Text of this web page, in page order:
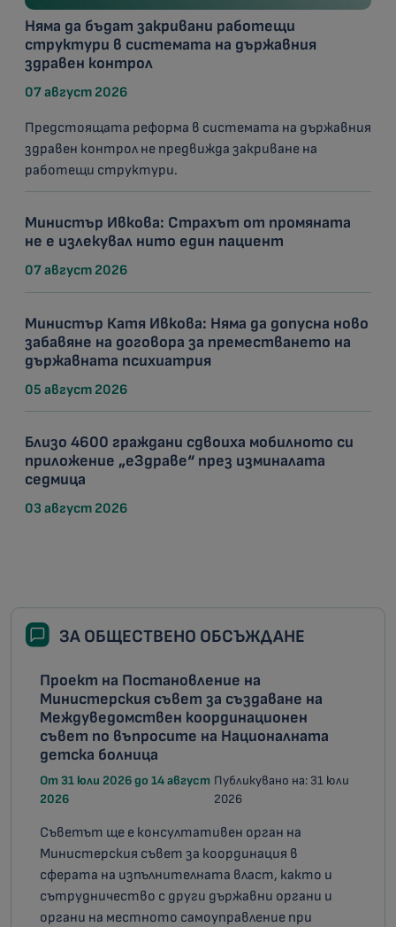
Няма да бъдат закривани работещи
структури в системата на държавния
здравен контрол
07 август 2026
Предстоящата реформа в системата на държавния
здравен контрол не предвижда закриване на
работещи структури.
Министър Ивкова: Страхът от промяната
не е излекувал нито един пациент
07 август 2026
Министър Катя Ивкова: Няма да допусна ново
забавяне на договора за преместването на
държавната психиатрия
05 август 2026
Близо 4600 граждани сдвоиха мобилното си
приложение „еЗдраве“ през изминалата
седмица
03 август 2026
ЗА ОБЩЕСТВЕНО ОБСЪЖДАНЕ
Проект на Постановление на
Министерския съвет за създаване на
Междуведомствен координационен
съвет по въпросите на Националната
детска болница
От 31 юли 2026 до 14 август
2026
Публикувано на: 31 юли
2026
Съветът ще е консултативен орган на
Министерския съвет за координация в
сферата на изпълнителната власт, както и
сътрудничество с други държавни органи и
органи на местното самоуправление при